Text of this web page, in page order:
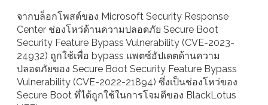
จากบล็อกโพสต์ของ Microsoft Security Response
Center ช่องโหว่ด้านความปลอดภัย Secure Boot
Security Feature Bypass Vulnerability (CVE-2023-
24932) ถูกใช้เพื่อ bypass แพตซ์อัปเดตด้านความ
ปลอดภัยของ Secure Boot Security Feature Bypass
Vulnerability (CVE-2022-21894) ซึ่งเป็นช่องโหว่ของ
Secure Boot ที่ได้ถูกใช้ในการโจมตีของ BlackLotus